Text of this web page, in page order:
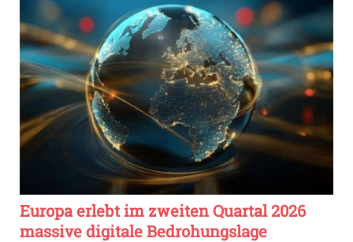
Europa erlebt im zweiten Quartal 2026
massive digitale Bedrohungslage